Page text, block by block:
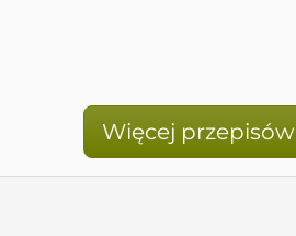
Więcej przepisów